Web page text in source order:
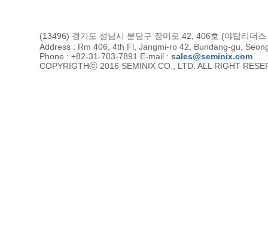
(13496) 경기도 성남시 분당구 장미로 42, 406호 (야탑리더
Address : Rm 406, 4th Fl, Jangmi-ro 42, Bundang-gu,
Phone : +82-31-703-7891 E-mail : sales@seminix.com
COPYRIGTHⓒ 2016 SEMINIX CO., LTD. ALL RIGHT